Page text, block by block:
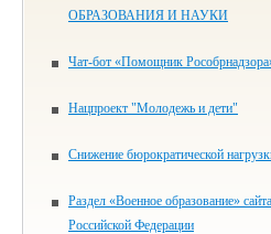
ОБРАЗОВАНИЯ И НАУКИ
Чат-бот «Помощник
Нацпроект "Молодежь и дети"
Снижение бюрократической
Раздел «Военное образование»
Российской Федерации